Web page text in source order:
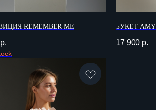
REMEMBER ME
р.
БУКЕТ AMY
17 900 р.